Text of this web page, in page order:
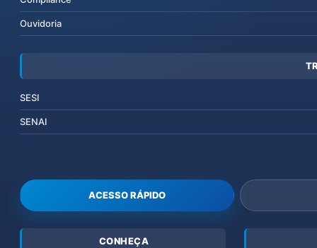
Ouvidoria
SESI
SENAI
ACESSO RÁPIDO
CONHEÇA